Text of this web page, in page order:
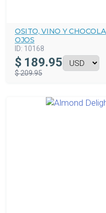
OSITO, VINO Y
OJOS
ID: 10168
$ 189.95
$ 209.95